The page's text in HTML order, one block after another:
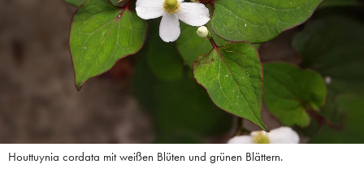
Houttuynia cordata mit weißen Blüten und grünen Blättern.